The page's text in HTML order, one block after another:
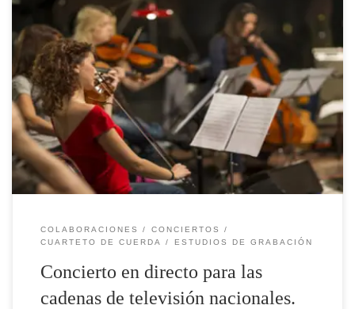
Aquí os dejamos uno de los vídeos que hemos grabado
para las emisiones nocturnas de los conciertos para las
televisiones nacionales. Se trata de la banda sonora
original del cortometraje Inertial Love, de los hermanos
Alenda. Cuerdas: Q-Art Ensemble. Violín Solo: Inma
Almendros. Acordeón: Pedro Lopeh. Piano y
composición: Sergio […]
COLABORACIONES
CONCIERTOS
CUARTETO DE CUERDA
ESTUDIOS DE GRABACIÓN
Concierto en directo para las
cadenas de televisión nacionales.